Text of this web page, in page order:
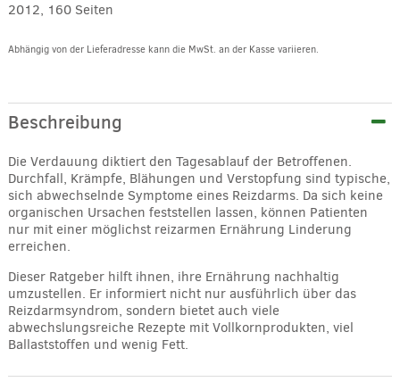
2012, 160 Seiten
Abhängig von der Lieferadresse kann die MwSt. an der Kasse variieren.
Beschreibung
Die Verdauung diktiert den Tagesablauf der Betroffenen.
Durchfall, Krämpfe, Blähungen und Verstopfung sind typische,
sich abwechselnde Symptome eines Reizdarms. Da sich keine
organischen Ursachen feststellen lassen, können Patienten
nur mit einer möglichst reizarmen Ernährung Linderung
erreichen.
Dieser Ratgeber hilft ihnen, ihre Ernährung nachhaltig
umzustellen. Er informiert nicht nur ausführlich über das
Reizdarmsyndrom, sondern bietet auch viele
abwechslungsreiche Rezepte mit Vollkornprodukten, viel
Ballaststoffen und wenig Fett.